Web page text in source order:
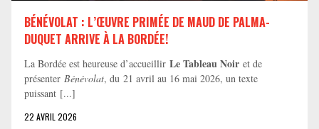
BÉNÉVOLAT : L’ŒUVRE PRIMÉE DE MAUD DE PALMA-
DUQUET ARRIVE À LA BORDÉE!
La Bordée est heureuse d’accueillir Le Tableau Noir et de
présenter Bénévolat, du 21 avril au 16 mai 2026, un texte
puissant [...]
22 AVRIL 2026